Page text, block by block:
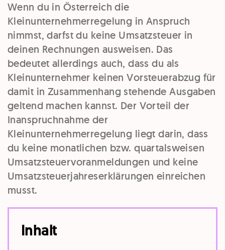
Wenn du in Österreich die
Kleinunternehmerregelung in Anspruch
nimmst, darfst du keine Umsatzsteuer in
deinen Rechnungen ausweisen. Das
bedeutet allerdings auch, dass du als
Kleinunternehmer keinen Vorsteuerabzug für
damit in Zusammenhang stehende Ausgaben
geltend machen kannst. Der Vorteil der
Inanspruchnahme der
Kleinunternehmerregelung liegt darin, dass
du keine monatlichen bzw. quartalsweisen
Umsatzsteuervoranmeldungen und keine
Umsatzsteuerjahreserklärungen einreichen
musst.
Inhalt